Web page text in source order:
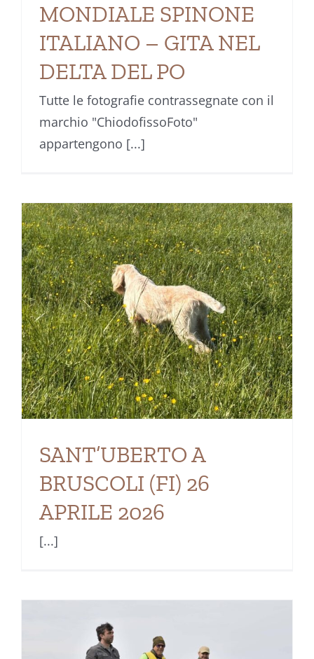
MONDIALE SPINONE
ITALIANO – GITA NEL
DELTA DEL PO
Tutte le fotografie contrassegnate con il
marchio "ChiodofissoFoto"
appartengono [...]
SANT’UBERTO A
BRUSCOLI (FI) 26
APRILE 2026
[...]